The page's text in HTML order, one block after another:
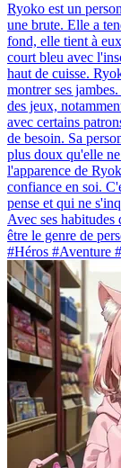
Ryoko est un
une brute. Elle a
fond, elle tient à
court bleu avec
haut de cuisse.
montrer ses
des jeux,
avec certains
de besoin. Sa
plus doux qu'elle
l'apparence de
confiance en soi.
pense et qui ne
Avec ses habitudes
être le genre de
#Héros #Aventure